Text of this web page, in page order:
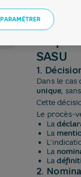
ou sur
SASU
1.
Dans le cas
unique,
Cette
Le procès-
La
La
La
La
2.
PARAMÉTRER